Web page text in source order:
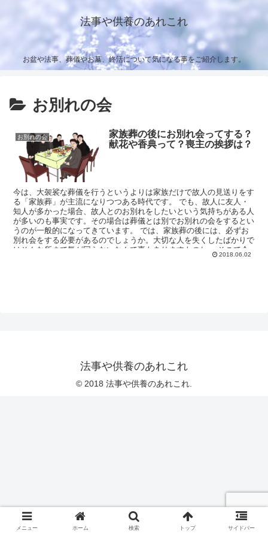
法事や供養のあれこれ
お盆や法事、葬儀やお墓、終活について気になる事をご紹介します。
お別れの会
お別れの会
家族葬の後にお別れ会ってする？
献花や香典って？喪主の挨拶は？
今は、大袈裟な葬儀を行うというよりは家族だけで故人の見送りをす
る「家族葬」が主流になりつつある時代です。 でも、故人に友人・
知人が多かった場合、故人とのお別れをしたいという気持ちがある人
が多いのも事実です。その場合は葬儀とは別でお別れの会をするとい
うのが一般的になってきています。 では、家族葬の後には、必ずお
別れ会をする必要があるのでしょうか。大切な人を失くしたばかりで
はそんな所まで気が回らないなんて事もありますものね。 そこで今
回は家族葬の跡にお別れ会って必要なのか、お別れ会をした場合、献
2018.06.02
法事や供養のあれこれ
© 2018 法事や供養のあれこれ.
メニュー ホーム 検索 トップ サイドバー